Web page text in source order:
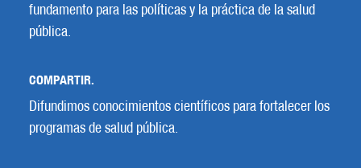
fundamento para las políticas y la práctica de la salud
pública.
COMPARTIR.
Difundimos conocimientos científicos para fortalecer los
programas de salud pública.